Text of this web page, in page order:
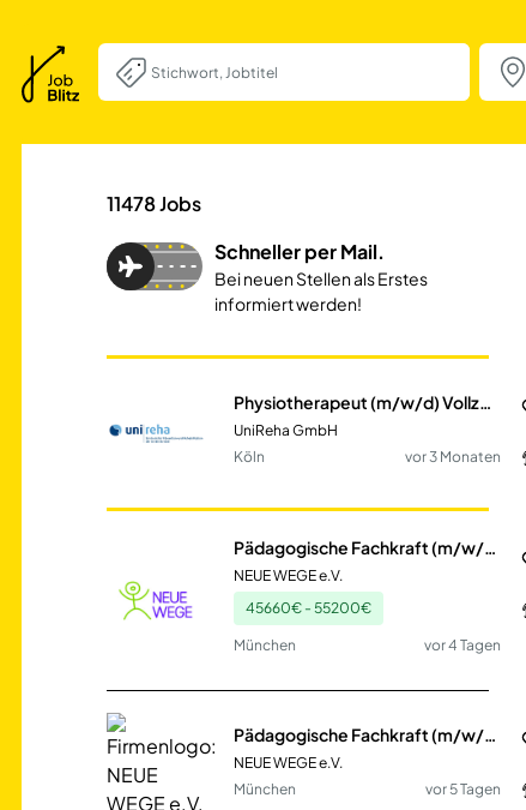
11478Jobs
Schneller per Mail.
Bei neuen Stellen als Erstes
informiert werden!
Physiotherapeut (m/w/d) Vollzeit / Teilzeit
UniReha GmbH
Köln
vor 3 Monaten
Pädagogische Fachkraft (m/w/d) in Teil- oder Vollzeit für ISE24
NEUE WEGE e.V.
45660€ - 55200€
München vor 4 Tagen
Pädagogische Fachkraft (m/w/d) in Teil- oder Vollzeit für ISE24
NEUE WEGE e.V.
München
vor 5 Tagen